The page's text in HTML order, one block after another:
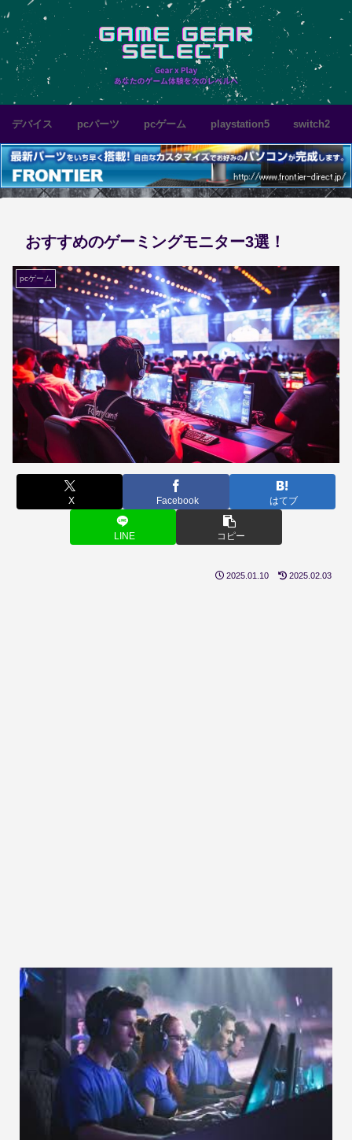
デバイス pcパーツ pcゲーム playstation5 switch2
おすすめのゲーミングモニター3選！
pcゲーム
X Facebook はてブ
LINE コピー
2025.01.10 2025.02.03